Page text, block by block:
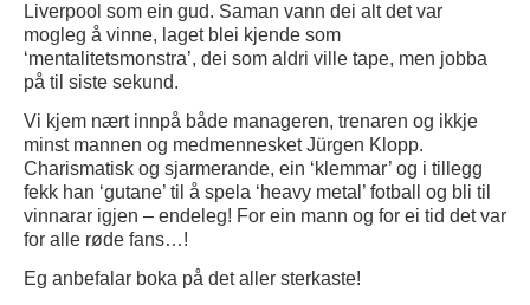
Liverpool som ein gud. Saman vann dei alt det var
mogleg å vinne, laget blei kjende som
‘mentalitetsmonstra’, dei som aldri ville tape, men jobba
på til siste sekund.
Vi kjem nært innpå både manageren, trenaren og ikkje
minst mannen og medmennesket Jürgen Klopp.
Charismatisk og sjarmerande, ein ‘klemmar’ og i tillegg
fekk han ‘gutane’ til å spela ‘heavy metal’ fotball og bli til
vinnarar igjen – endeleg! For ein mann og for ei tid det var
for alle røde fans…!
Eg anbefalar boka på det aller sterkaste!